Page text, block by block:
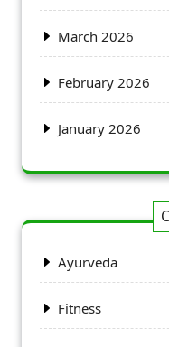
March 2026
February 2026
January 2026
Ayurveda
Fitness